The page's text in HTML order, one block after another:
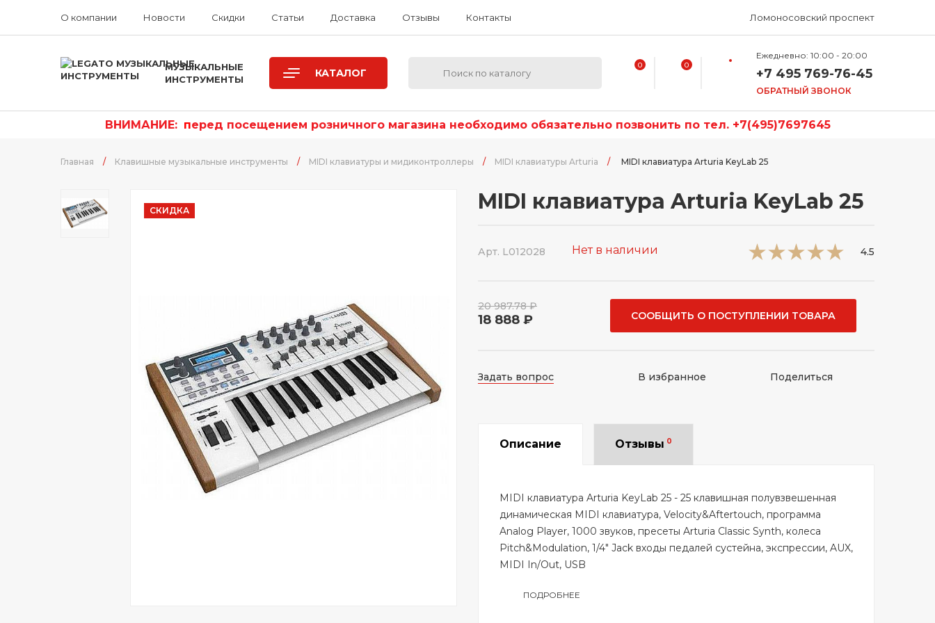
О компании Новости Скидки Статьи Доставка Отзывы Контакты Ломоносовский проспект
МУЗЫКАЛЬНЫЕ
ИНСТРУМЕНТЫ
КАТАЛОГ
0 0
Ежедневно: 10:00 - 20:00
+7 495 769-76-45
ОБРАТНЫЙ ЗВОНОК
ВНИМАНИЕ: перед посещением розничного магазина необходимо обязательно позвонить по тел. +7(495)7697645
Главная / Клавишные музыкальные инструменты / MIDI клавиатуры и мидиконтроллеры / MIDI клавиатуры Arturia / MIDI клавиатура Arturia KeyLab 25
СКИДКА MIDI клавиатура Arturia KeyLab 25
Арт. L012028 Нет в наличии 4.5
20 987.78 ₽
18 888 ₽ СООБЩИТЬ О ПОСТУПЛЕНИИ ТОВАРА
Задать вопрос В избранное Поделиться
Описание Отзывы 0
MIDI клавиатура Arturia KeyLab 25 - 25 клавишная полувзвешенная
динамическая MIDI клавиатура, Velocity&Aftertouch, программа
Analog Player, 1000 звуков, пресеты Arturia Classic Synth, колеса
Pitch&Modulation, 1/4" Jack входы педалей сустейна, экспрессии, AUX,
MIDI In/Out, USB
ПОДРОБНЕЕ